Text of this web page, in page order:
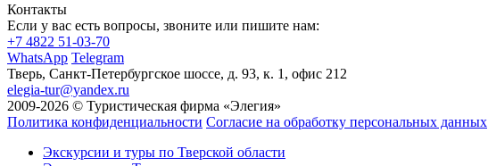
Контакты
Если у вас есть вопросы, звоните или пишите нам:
+7 4822 51-03-70
WhatsApp Telegram
Тверь, Санкт-Петербургское шоссе, д. 93, к. 1, офис 212
elegia-tur@yandex.ru
2009-2026 © Туристическая фирма «Элегия»
Политика конфиденциальности Согласие на обработку персональных данных
Экскурсии и туры по Тверской области